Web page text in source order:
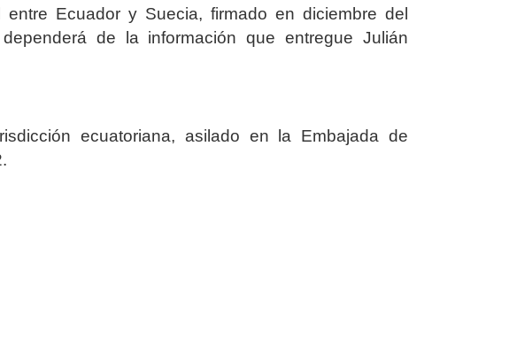
Ecuador y Suecia, firmado en diciembre del
de la información que entregue Julián
ecuatoriana, asilado en la Embajada de